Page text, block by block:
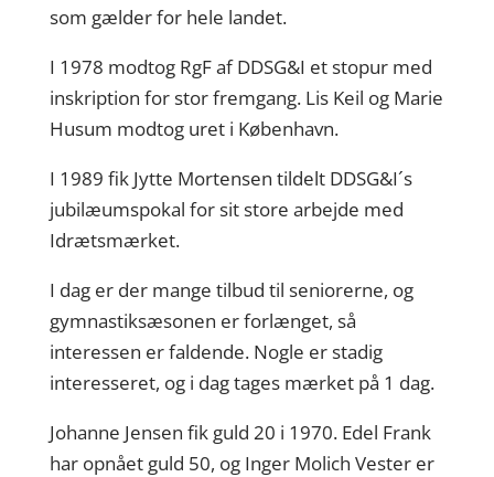
som gælder for hele landet.
I 1978 modtog RgF af DDSG&I et stopur med
inskription for stor fremgang. Lis Keil og Marie
Husum modtog uret i København.
I 1989 fik Jytte Mortensen tildelt DDSG&I´s
jubilæumspokal for sit store arbejde med
Idrætsmærket.
I dag er der mange tilbud til seniorerne, og
gymnastiksæsonen er forlænget, så
interessen er faldende. Nogle er stadig
interesseret, og i dag tages mærket på 1 dag.
Johanne Jensen fik guld 20 i 1970. Edel Frank
har opnået guld 50, og Inger Molich Vester er